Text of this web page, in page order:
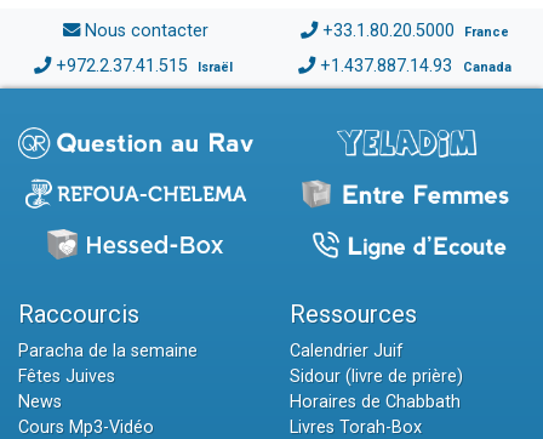
Nous contacter +33.1.80.20.5000 France
+972.2.37.41.515 Israël +1.437.887.14.93 Canada
Raccourcis
Paracha de la semaine
Fêtes Juives
News
Cours Mp3-Vidéo
Ressources
Calendrier Juif
Sidour (livre de prière)
Horaires de Chabbath
Livres Torah-Box